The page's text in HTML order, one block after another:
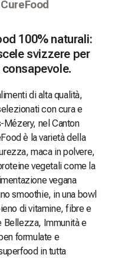
100% naturali:
svizzere per
di alta qualità,
con cura e
nel Canton
è la varietà della
maca in polvere,
vegetali come la
vegana
smoothie, in una bowl
di vitamine, fibre e
Bellezza, Immunità e
formulate e
in tutta